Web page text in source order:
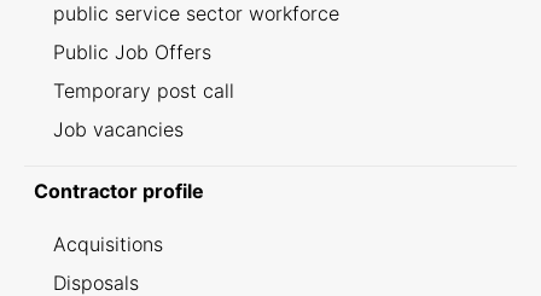
public service sector workforce
Public Job Offers
Temporary post call
Job vacancies
Contractor profile
Acquisitions
Disposals